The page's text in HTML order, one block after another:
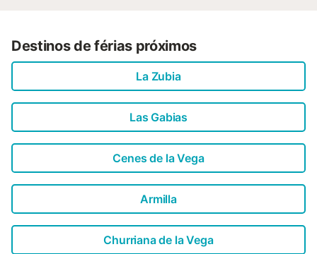
Destinos de férias próximos
La Zubia
Las Gabias
Cenes de la Vega
Armilla
Churriana de la Vega